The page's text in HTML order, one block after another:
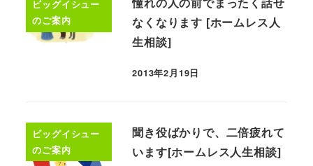
ビッグイシュー
のご案内
なくなります [ホームレス人
生相談]
2013年2月19日
ビッグイシュー
のご案内
聞き役ばかりで、二倍疲れて
います[ホームレス人生相談]